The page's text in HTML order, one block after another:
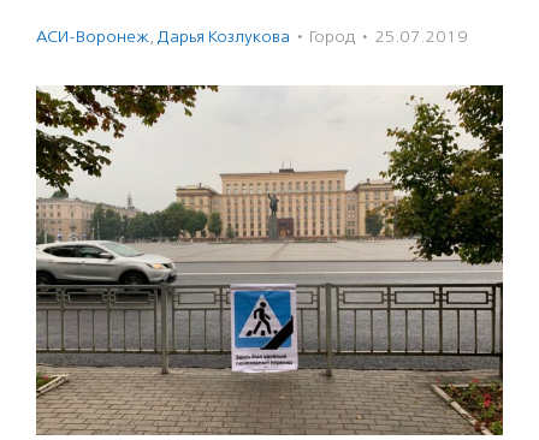
АСИ-Воронеж, Дарья Козлукова · Город · 25.07.2019